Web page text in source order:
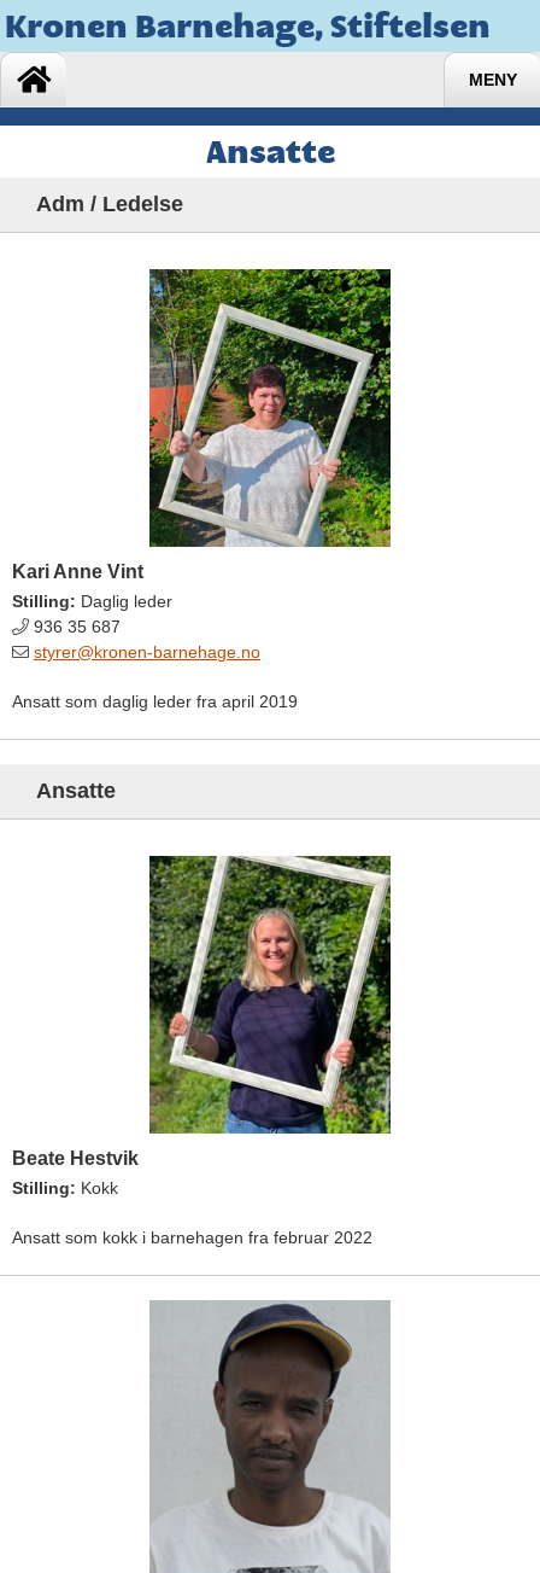
Kronen Barnehage, Stiftelsen
MENY
Ansatte
Adm / Ledelse
Kari Anne Vint
Stilling: Daglig leder
936 35 687
styrer@kronen-barnehage.no
Ansatt som daglig leder fra april 2019
Ansatte
Beate Hestvik
Stilling: Kokk
Ansatt som kokk i barnehagen fra februar 2022